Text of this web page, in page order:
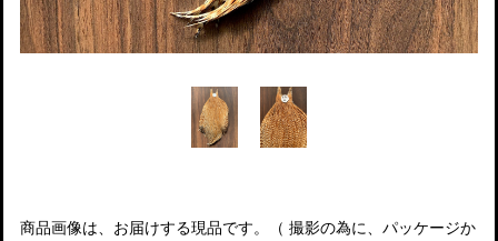
商品画像は、お届けする現品です。（ 撮影の為に、パッケージか